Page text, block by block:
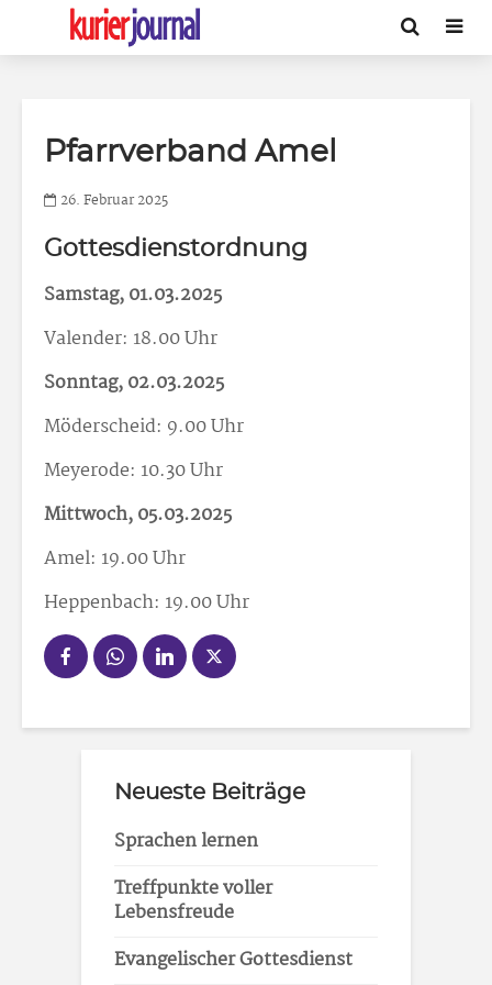
Pfarrverband Amel
26. Februar 2025
Gottesdienstordnung
Samstag, 01.03.2025
Valender: 18.00 Uhr
Sonntag, 02.03.2025
Möderscheid: 9.00 Uhr
Meyerode: 10.30 Uhr
Mittwoch, 05.03.2025
Amel: 19.00 Uhr
Heppenbach: 19.00 Uhr
Neueste Beiträge
Sprachen lernen
Treffpunkte voller
Lebensfreude
Evangelischer Gottesdienst